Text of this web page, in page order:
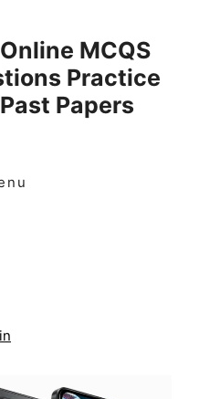
MCQS
Practice
Papers